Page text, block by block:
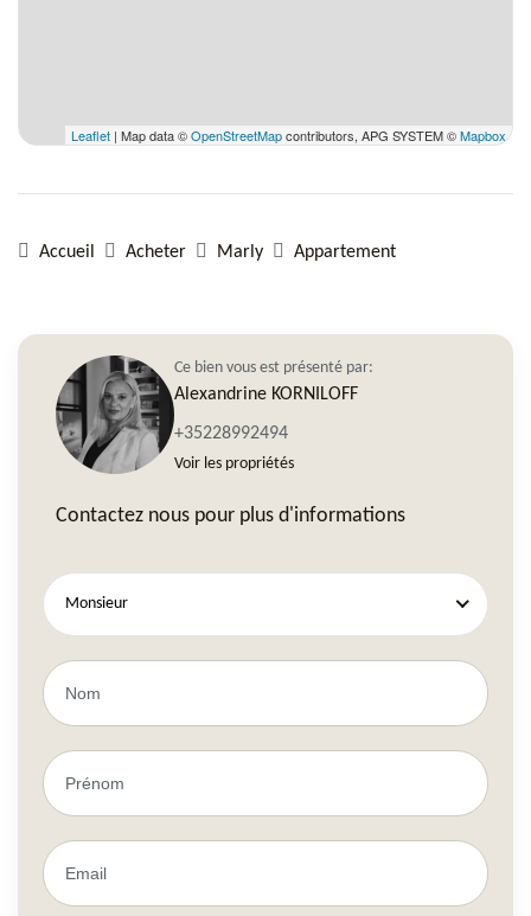
Leaflet | Map data ©OpenStreetMapcontributors, APG SYSTEM ©Mapbox
Accueil Acheter Marly Appartement
Ce bien vous est présenté par:
Alexandrine KORNILOFF
+35228992494
Voir les propriétés
Contactez nous pour plus d'informations
Monsieur